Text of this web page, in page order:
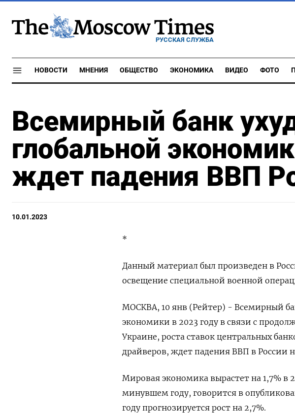
РУССКАЯ СЛУЖБА
НОВОСТИ МНЕНИЯ ОБЩЕСТВО ЭКОНОМИКА ВИДЕО ФОТО
Всемирный банк
глобальной
ждет падения ВВП
10.01.2023
*
Данный материал был произведен в
освещение специальной военной
МОСКВА, 10 янв (Рейтер) - Всемирный
экономики в 2023 году в связи с
Украине, роста ставок центральных
драйверов, ждет падения ВВП в России
Мировая экономика вырастет на 1,7% в
минувшем году, говорится в
году прогнозируется рост на 2,7%.